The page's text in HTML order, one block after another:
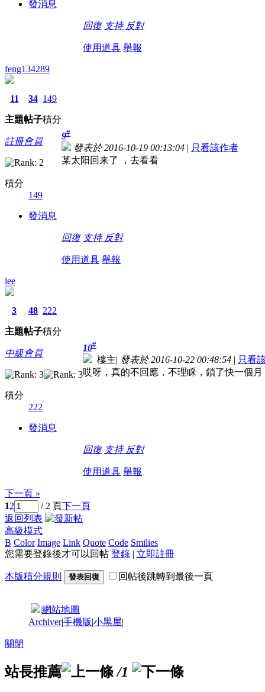
發消息
回復 支持 反對
使用道具 舉報
feng134289
11
主題
34
帖子
149
積分
註冊會員
積分
149
發消息
9#
發表於 2016-10-19 00:13:04 | 只看該作者
某太阳回来了 ，去看看
回復 支持 反對
使用道具 舉報
lee
3
主題
48
帖子
222
積分
中級會員
積分
222
發消息
10#
樓主| 發表於 2016-10-22 00:48:54 | 只看
哎呀，真的不回應，不理睬，鎖了快一個
回復 支持 反對
使用道具 舉報
下一頁 »
12 / 2 頁下一頁
返回列表
高級模式
B Color Image Link Quote Code Smilies
您需要登錄後才可以回帖 登錄 | 立即註冊
本版積分規則 發表回復 回帖後跳轉到最後一頁
|網站地圖
Archiver|手機版|小黑屋|
關閉
站長推薦 /1